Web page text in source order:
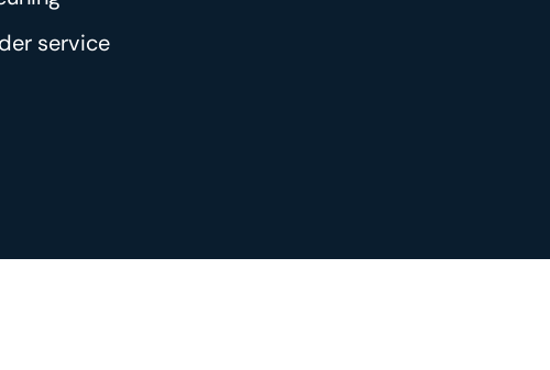
service